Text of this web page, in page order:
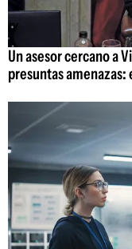
Un asesor cercano a
presuntas